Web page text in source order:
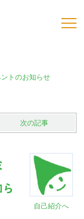
トのお知らせ
次の記事
自己紹介へ